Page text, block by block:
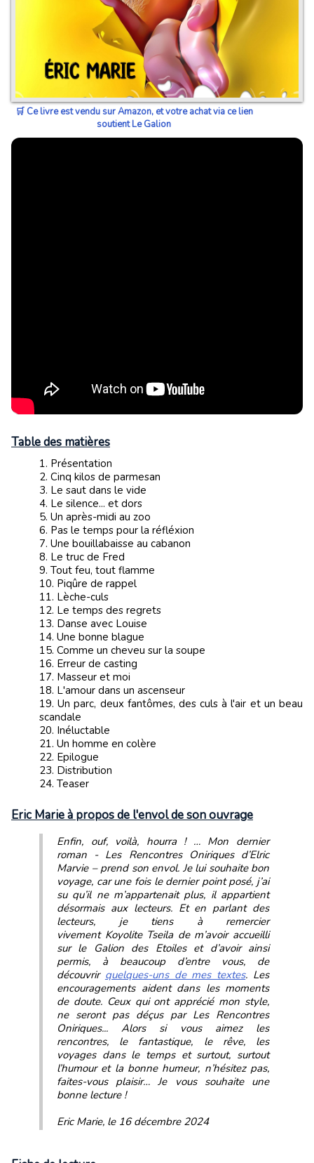
🛒 Ce livre est vendu sur Amazon, et votre achat via ce lien
soutient Le Galion
Table des matières
Présentation
Cinq kilos de parmesan
Le saut dans le vide
Le silence... et dors
Un après-midi au zoo
Pas le temps pour la réfléxion
Une bouillabaisse au cabanon
Le truc de Fred
Tout feu, tout flamme
Piqûre de rappel
Lèche-culs
Le temps des regrets
Danse avec Louise
Une bonne blague
Comme un cheveu sur la soupe
Erreur de casting
Masseur et moi
L'amour dans un ascenseur
Un parc, deux fantômes, des culs à l'air et un beau
scandale
Inéluctable
Un homme en colère
Epilogue
Distribution
Teaser
Eric Marie à propos de l'envol de son ouvrage
Enfin, ouf, voilà, hourra ! … Mon dernier
roman - Les Rencontres Oniriques d’Elric
Marvie – prend son envol. Je lui souhaite bon
voyage, car une fois le dernier point posé, j’ai
su qu’il ne m’appartenait plus, il appartient
désormais aux lecteurs. Et en parlant des
lecteurs, je tiens à remercier
vivement Koyolite Tseila de m’avoir accueilli
sur le Galion des Etoiles et d’avoir ainsi
permis, à beaucoup d’entre vous, de
découvrir quelques-uns de mes textes. Les
encouragements aident dans les moments
de doute. Ceux qui ont apprécié mon style,
ne seront pas déçus par Les Rencontres
Oniriques... Alors si vous aimez les
rencontres, le fantastique, le rêve, les
voyages dans le temps et surtout, surtout
l’humour et la bonne humeur, n’hésitez pas,
faites-vous plaisir… Je vous souhaite une
bonne lecture !
Eric Marie, le 16 décembre 2024